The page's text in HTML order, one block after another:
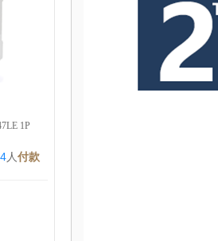
1P
人付款